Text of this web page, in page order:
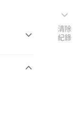
清除
紀錄